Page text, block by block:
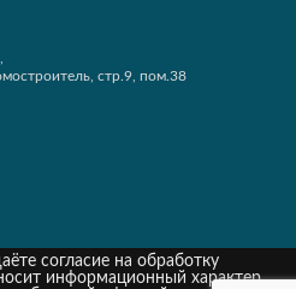
стр.9, пом.38
согласие на обработку
информационный характер,